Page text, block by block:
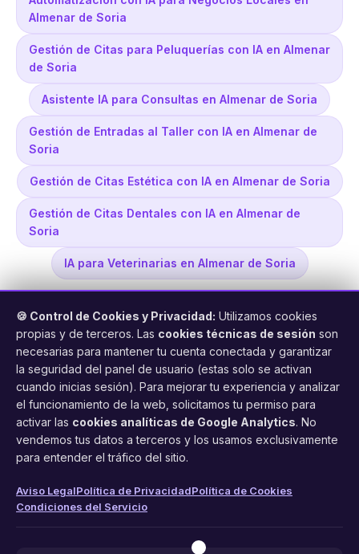
Almenar de Soria
Gestión de Citas para Peluquerías con IA en Almenar
de Soria
Asistente IA para Consultas en Almenar de Soria
Gestión de Entradas al Taller con IA en Almenar de
Soria
Gestión de Citas Estética con IA en Almenar de Soria
Gestión de Citas Dentales con IA en Almenar de
Soria
IA para Veterinarias en Almenar de Soria
FacilCita
Asistente inteligente de citas por teléfono y WhatsApp.
Gestión profesional de agenda con IA para tu negocio.
Funciones
Aviso Legal
🍪 Control de Cookies y Privacidad: Utilizamos cookies
propias y de terceros. Las cookies técnicas de sesión son
necesarias para mantener tu cuenta conectada y garantizar
la seguridad del panel de usuario (estas solo se activan
cuando inicias sesión). Para mejorar tu experiencia y analizar
el funcionamiento de la web, solicitamos tu permiso para
activar las cookies analíticas de Google Analytics. No
vendemos tus datos a terceros y los usamos exclusivamente
para entender el tráfico del sitio.
Aviso LegalPolítica de PrivacidadPolítica de Cookies
Condiciones del Servicio